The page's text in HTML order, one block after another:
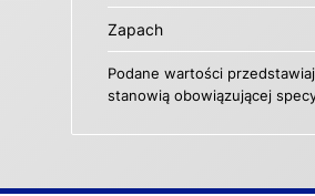
Zapach
Podane wartości
stanowią obowiązującej